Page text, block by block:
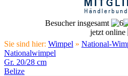
Besucher insgesamt
jetzt online
Sie sind hier: Wimpel » National-
Nationalwimpel
Gr. 20/28 cm
Belize